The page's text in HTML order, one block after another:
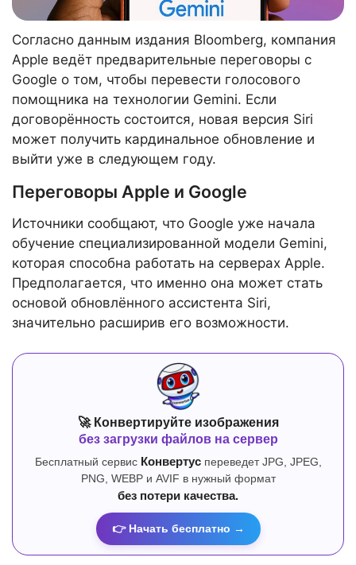
Согласно данным издания Bloomberg, компания
Apple ведёт предварительные переговоры с
Google о том, чтобы перевести голосового
помощника на технологии Gemini. Если
договорённость состоится, новая версия Siri
может получить кардинальное обновление и
выйти уже в следующем году.
Переговоры Apple и Google
Источники сообщают, что Google уже начала
обучение специализированной модели Gemini,
которая способна работать на серверах Apple.
Предполагается, что именно она может стать
основой обновлённого ассистента Siri,
значительно расширив его возможности.
🚀 Конвертируйте изображения
без загрузки файлов на сервер
Бесплатный сервис Конвертуспереведет JPG, JPEG,
PNG, WEBP и AVIF в нужный формат
без потери качества.
👉 Начать бесплатно →